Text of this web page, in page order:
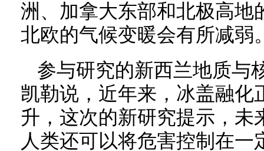
洲、加拿大东部和北极高地
北欧的气候变暖会有所减弱
参与研究的新西兰地质与
凯勒说，近年来，冰盖融化
升，这次的新研究提示，未
人类还可以将危害控制在一